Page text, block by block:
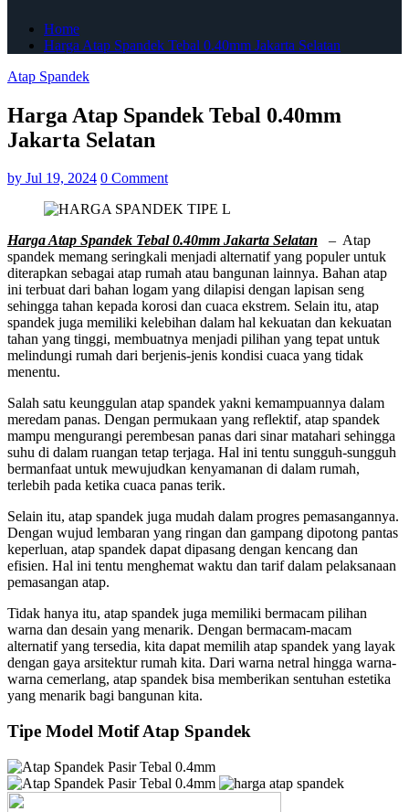
Home
Harga Atap Spandek Tebal 0.40mm Jakarta Selatan
Atap Spandek
Harga Atap Spandek Tebal 0.40mm
Jakarta Selatan
by Jul 19, 2024 0 Comment
Harga Atap Spandek Tebal 0.40mm Jakarta Selatan – Atap
spandek memang seringkali menjadi alternatif yang populer untuk
diterapkan sebagai atap rumah atau bangunan lainnya. Bahan atap
ini terbuat dari bahan logam yang dilapisi dengan lapisan seng
sehingga tahan kepada korosi dan cuaca ekstrem. Selain itu, atap
spandek juga memiliki kelebihan dalam hal kekuatan dan kekuatan
tahan yang tinggi, membuatnya menjadi pilihan yang tepat untuk
melindungi rumah dari berjenis-jenis kondisi cuaca yang tidak
menentu.
Salah satu keunggulan atap spandek yakni kemampuannya dalam
meredam panas. Dengan permukaan yang reflektif, atap spandek
mampu mengurangi perembesan panas dari sinar matahari sehingga
suhu di dalam ruangan tetap terjaga. Hal ini tentu sungguh-sungguh
bermanfaat untuk mewujudkan kenyamanan di dalam rumah,
terlebih pada ketika cuaca panas terik.
Selain itu, atap spandek juga mudah dalam progres pemasangannya.
Dengan wujud lembaran yang ringan dan gampang dipotong pantas
keperluan, atap spandek dapat dipasang dengan kencang dan
efisien. Hal ini tentu menghemat waktu dan tarif dalam pelaksanaan
pemasangan atap.
Tidak hanya itu, atap spandek juga memiliki bermacam pilihan
warna dan desain yang menarik. Dengan bermacam-macam
alternatif yang tersedia, kita dapat memilih atap spandek yang layak
dengan gaya arsitektur rumah kita. Dari warna netral hingga warna-
warna cemerlang, atap spandek bisa memberikan sentuhan estetika
yang menarik bagi bangunan kita.
Tipe Model Motif Atap Spandek